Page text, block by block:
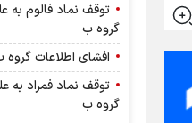
توقف نماد فالوم به
گروه ب
افشای اطلاعات
توقف نماد فمراد به
گروه ب